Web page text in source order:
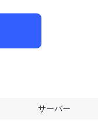
サーバー